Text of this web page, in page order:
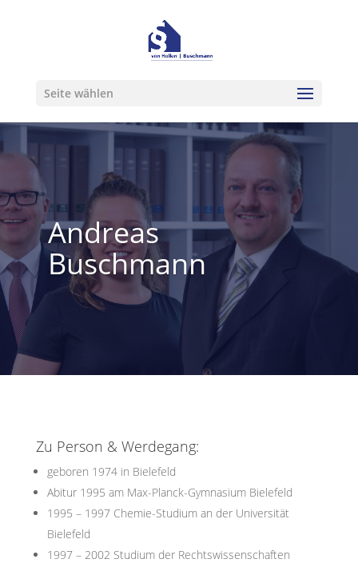
Seite wählen
Andreas
Buschmann
Zu Person & Werdegang:
geboren 1974 in Bielefeld
Abitur 1995 am Max-Planck-Gymnasium Bielefeld
1995 – 1997 Chemie-Studium an der Universität
Bielefeld
1997 – 2002 Studium der Rechtswissenschaften